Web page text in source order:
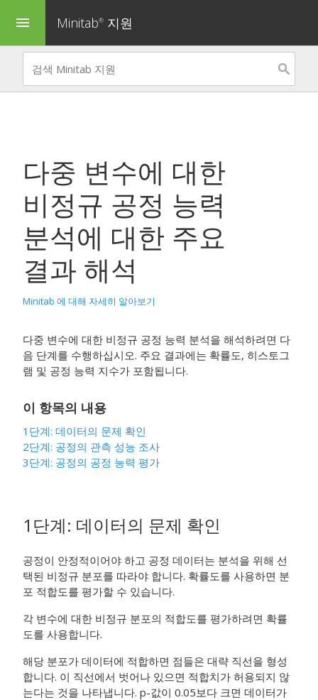
menu Minitab® 지원
다중 변수에 대한
비정규 공정 능력
분석에 대한 주요
결과 해석
Minitab 에 대해 자세히 알아보기
다중 변수에 대한 비정규 공정 능력 분석을 해석하려면 다
음 단계를 수행하십시오. 주요 결과에는 확률도, 히스토그
램 및 공정 능력 지수가 포함됩니다.
이 항목의 내용
1단계: 데이터의 문제 확인
2단계: 공정의 관측 성능 조사
3단계: 공정의 공정 능력 평가
1단계: 데이터의 문제 확인
공정이 안정적이어야 하고 공정 데이터는 분석을 위해 선
택된 비정규 분포를 따라야 합니다. 확률도를 사용하면 분
포 적합도를 평가할 수 있습니다.
각 변수에 대한 비정규 분포의 적합도를 평가하려면 확률
도를 사용합니다.
해당 분포가 데이터에 적합하면 점들은 대략 직선을 형성
합니다. 이 직선에서 벗어나 있으면 적합치가 허용되지 않
는다는 것을 나타냅니다. p-값이 0.05보다 크면 데이터가